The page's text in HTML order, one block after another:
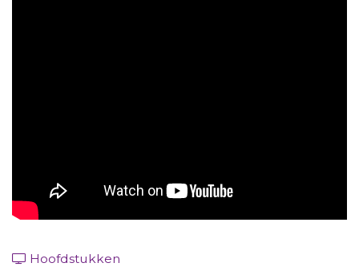
Hoofdstukken